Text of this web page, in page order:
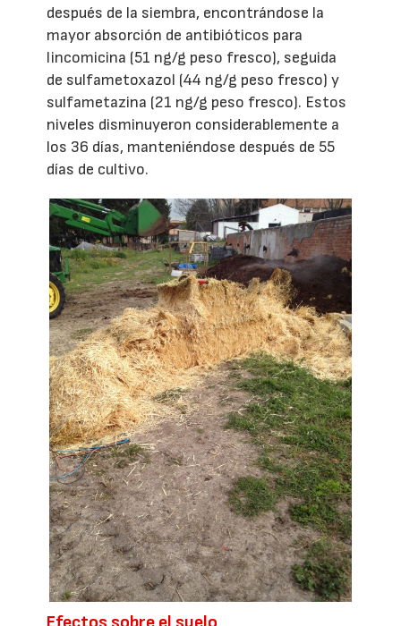
después de la siembra, encontrándose la
mayor absorción de antibióticos para
lincomicina (51 ng/g peso fresco), seguida
de sulfametoxazol (44 ng/g peso fresco) y
sulfametazina (21 ng/g peso fresco). Estos
niveles disminuyeron considerablemente a
los 36 días, manteniéndose después de 55
días de cultivo.